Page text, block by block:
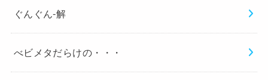
ぐんぐん-解
べビメタだらけの・・・